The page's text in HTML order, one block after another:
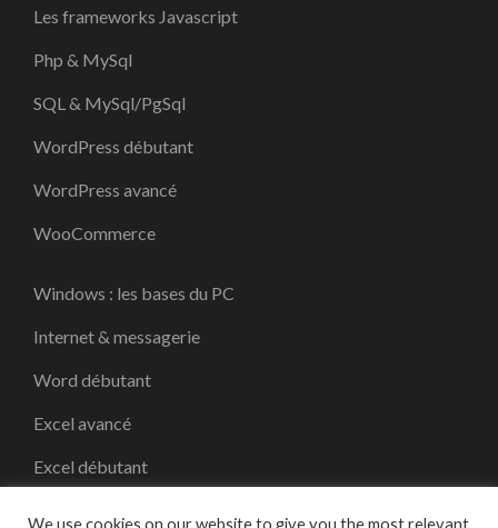
Les frameworks Javascript
Php & MySql
SQL & MySql/PgSql
WordPress débutant
WordPress avancé
WooCommerce
Windows : les bases du PC
Internet & messagerie
Word débutant
Excel avancé
Excel débutant
We use cookies on our website to give you the most relevant